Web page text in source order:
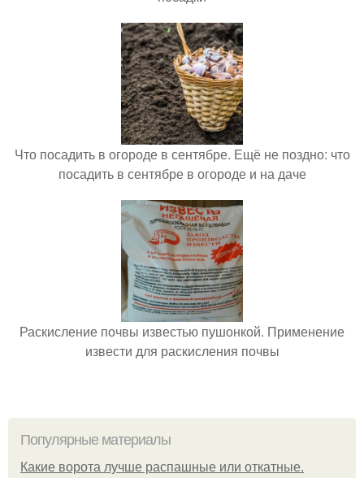
Что посадить в огороде в сентябре. Ещё не поздно: что
посадить в сентябре в огороде и на даче
Раскисление почвы известью пушонкой. Применение
извести для раскисления почвы
Популярные материалы
Какие ворота лучше распашные или откатные.